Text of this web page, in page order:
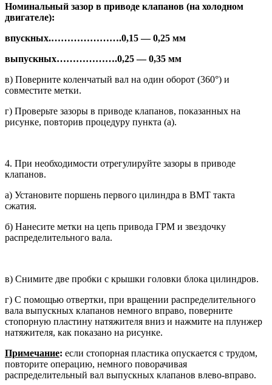
Номинальный зазор в приводе клапа­нов (на холодном
двигателе):
впускных.………………….0,15 — 0,25 мм
выпускных……………….0,25 — 0,35 мм
в) Поверните коленчатый вал на один оборот (360°) и
совместите метки.
г) Проверьте зазоры в приводе кла­панов, показанных на
рисунке, по­вторив процедуру пункта (а).
4. При необходимости отрегулируйте зазоры в приводе
клапанов.
а) Установите поршень первого ци­линдра в ВМТ такта
сжатия.
б) Нанесите метки на цепь привода ГРМ и звездочку
распределительно­го вала.
в) Снимите две пробки с крышки го­ловки блока цилиндров.
г) С помощью отвертки, при враще­нии распределительного
вала выпу­скных клапанов немного вправо, по­верните
стопорную пластину натяжителя вниз и нажмите на плунжер
натяжителя, как показано на рисунке.
Примечание: если стопорная пла­стика опускается с трудом,
повто­рите операцию, немного поворачивая
распределительный вал выпускных клапанов влево-вправо.